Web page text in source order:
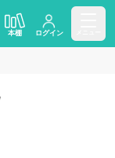
本棚 ログイン